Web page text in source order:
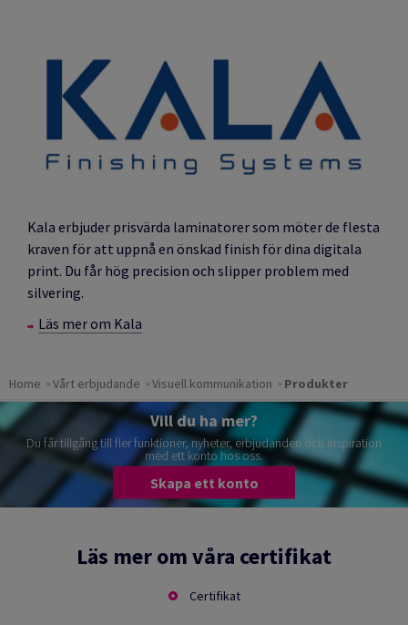
Kala erbjuder prisvärda laminatorer som möter de flesta
kraven för att uppnå en önskad finish för dina digitala
print. Du får hög precision och slipper problem med
silvering.
Läs mer om Kala
Home Vårt erbjudande Visuell kommunikation Produkter
Vill du ha mer?
Du får tillgång till fler funktioner, nyheter, erbjudanden och inspiration
med ett konto hos oss.
Skapa ett konto
Läs mer om våra certifikat
Certifikat